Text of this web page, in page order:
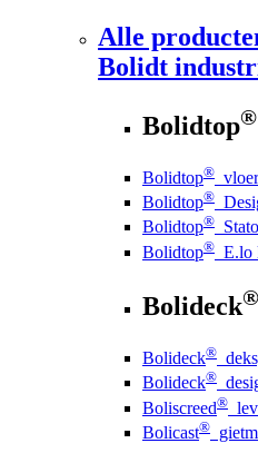
Alle
Bolidt
Bolidtop®
Bolidtop®
Bolidtop®
Bolidtop®
Bolidtop® E.lo
Bolideck®
Bolideck®
Bolideck®
Boliscreed®
Bolicast®